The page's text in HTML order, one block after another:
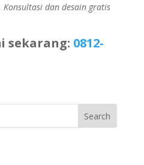
dan desain gratis
sekarang: 0812-
Search